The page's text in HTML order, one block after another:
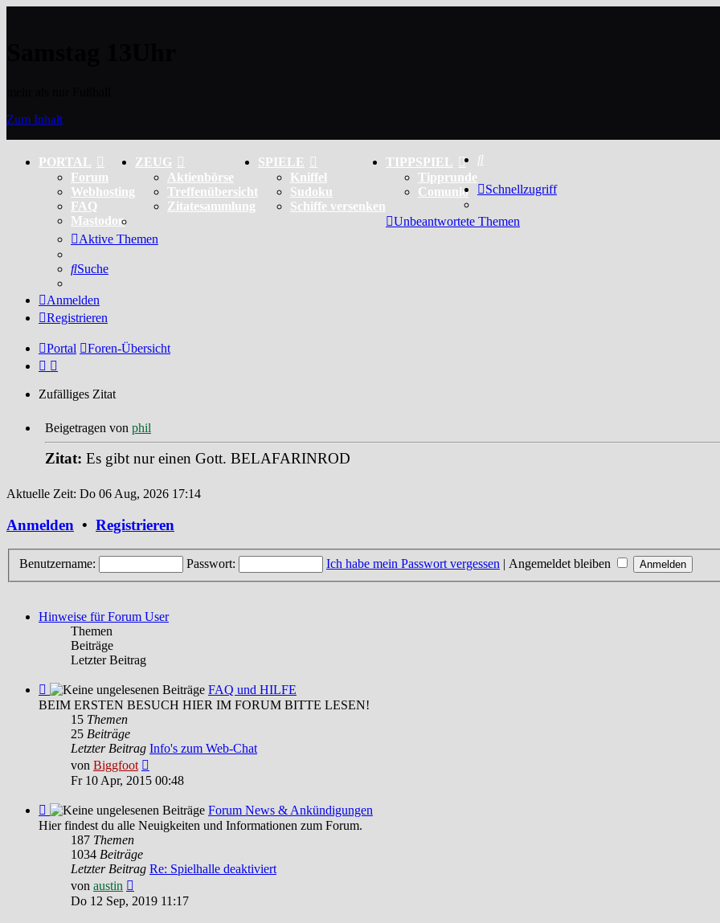
Zum Inhalt
PORTAL
Forum
Webhosting
FAQ
Mastodon
ZEUG
Aktienbörse
Treffenübersicht
Zitatesammlung
SPIELE
Kniffel
Sudoku
Schiffe versenken
TIPPSPIEL
Tipprunde
Comunio
Schnellzugriff
Unbeantwortete Themen
Aktive Themen
Suche
Anmelden
Registrieren
Portal Foren-Übersicht
Zufälliges Zitat
Beigetragen von phil
Zitat: Es gibt nur einen Gott. BELAFARINROD
Aktuelle Zeit: Do 06 Aug, 2026 17:14
Anmelden • Registrieren
Benutzername: Passwort: Ich habe mein Passwort vergessen | Angemeldet bleiben
Hinweise für Forum User
Themen
Beiträge
Letzter Beitrag
Feed
-
HILFE
FAQ und HILFE
BEIM ERSTEN BESUCH HIER IM FORUM BITTE LESEN!
15 Themen
25 Beiträge
Letzter Beitrag Info's zum Web-Chat
von Biggfoot
Beitrag
Fr 10 Apr, 2015 00:48
Feed
-
Forum
News
Ankündigungen
Forum News & Ankündigungen
Hier findest du alle Neuigkeiten und Informationen zum Forum.
187 Themen
1034 Beiträge
Letzter Beitrag Re: Spielhalle deaktiviert
von austin
Beitrag
Do 12 Sep, 2019 11:17